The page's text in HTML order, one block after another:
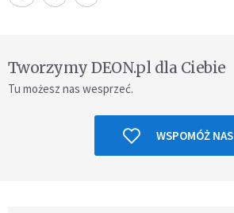
Tworzymy DEON.pl dla Ciebie
Tu możesz nas wesprzeć.
WSPOMÓŻ NAS